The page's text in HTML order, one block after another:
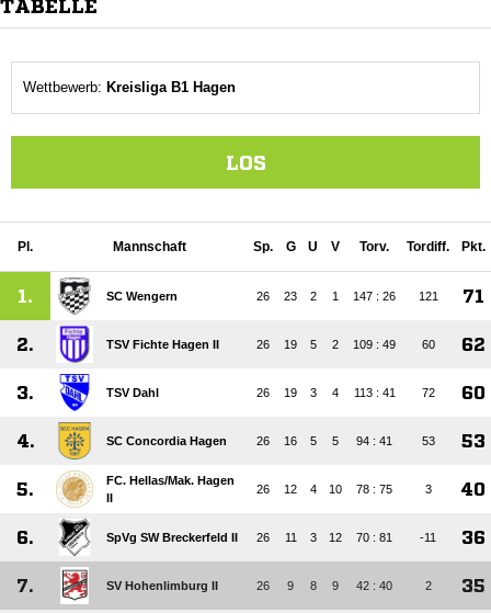
TABELLE
Wettbewerb: Kreisliga B1 Hagen
LOS
Pl. Mannschaft Sp. G U V Torv. Tordiff. Pkt.
1. SC Wengern 26 23 2 1 147 : 26 121 71
2. TSV Fichte Hagen II 26 19 5 2 109 : 49 60 62
3. TSV Dahl 26 19 3 4 113 : 41 72 60
4. SC Concordia Hagen 26 16 5 5 94 : 41 53 53
5.
FC. Hellas/​Mak. Hagen
II
26 12 4 10 78 : 75 3 40
6. SpVg SW Breckerfeld II 26 11 3 12 70 : 81 -11 36
7. SV Hohenlimburg II 26 9 8 9 42 : 40 2 35